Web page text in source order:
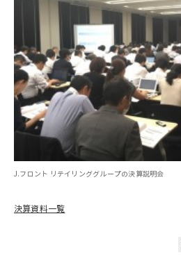
J.フロント リテイリンググループの決算説明会
決算資料一覧